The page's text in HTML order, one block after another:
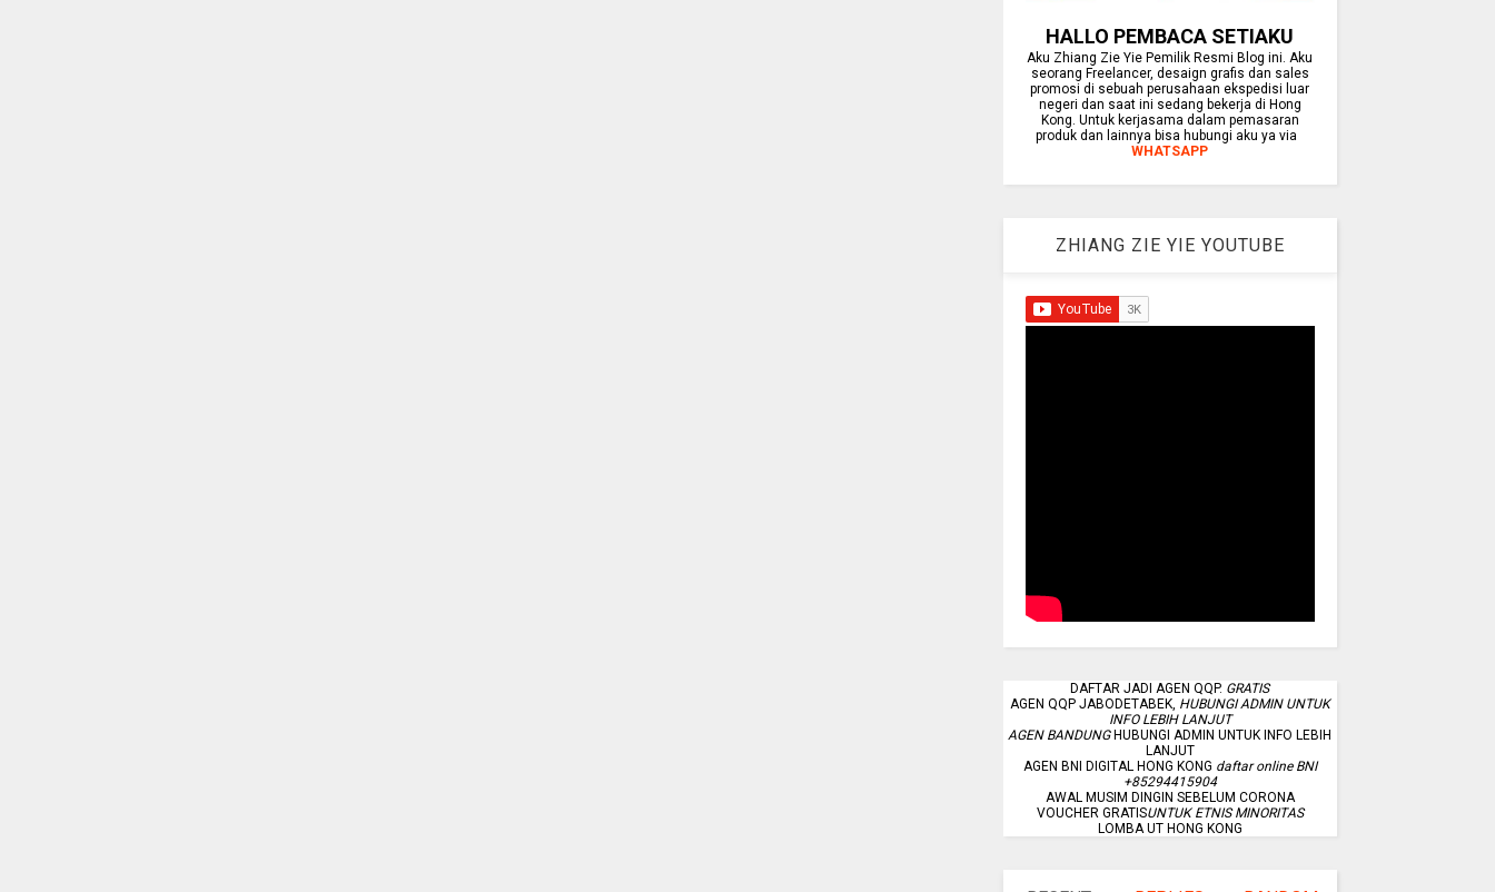
HALLO PEMBACA SETIAKU
Aku Zhiang Zie Yie Pemilik Resmi Blog ini. Aku
seorang Freelancer, desaign grafis dan sales
promosi di sebuah perusahaan ekspedisi luar
negeri dan saat ini sedang bekerja di Hong
Kong. Untuk kerjasama dalam pemasaran
produk dan lainnya bisa hubungi aku ya via
WHATSAPP
ZHIANG ZIE YIE YOUTUBE
DAFTAR JADI AGEN QQP. GRATIS
AGEN QQP JABODETABEK, HUBUNGI ADMIN UNTUK
INFO LEBIH LANJUT
AGEN BANDUNGHUBUNGI ADMIN UNTUK INFO LEBIH
LANJUT
AGEN BNI DIGITAL HONG KONG daftar online BNI
+85294415904
AWAL MUSIM DINGIN SEBELUM CORONA
VOUCHER GRATISUNTUK ETNIS MINORITAS
LOMBA UT HONG KONG